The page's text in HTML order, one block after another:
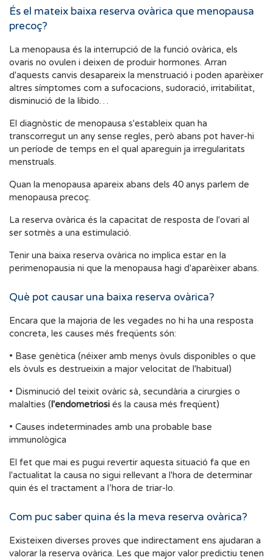
És el mateix baixa reserva ovàrica que menopausa
precoç?
La menopausa és la interrupció de la funció ovàrica, els
ovaris no ovulen i deixen de produir hormones. Arran
d'aquests canvis desapareix la menstruació i poden aparèixer
altres símptomes com a sufocacions, sudoració, irritabilitat,
disminució de la libido…
El diagnòstic de menopausa s'estableix quan ha
transcorregut un any sense regles, però abans pot haver-hi
un període de temps en el qual apareguin ja irregularitats
menstruals.
Quan la menopausa apareix abans dels 40 anys parlem de
menopausa precoç.
La reserva ovàrica és la capacitat de resposta de l'ovari al
ser sotmès a una estimulació.
Tenir una baixa reserva ovàrica no implica estar en la
perimenopausia ni que la menopausa hagi d'aparèixer abans.
Què pot causar una baixa reserva ovàrica?
Encara que la majoria de les vegades no hi ha una resposta
concreta, les causes més freqüents són:
• Base genètica (néixer amb menys òvuls disponibles o que
els òvuls es destrueixin a major velocitat de l'habitual)
• Disminució del teixit ovàric sà, secundària a cirurgies o
malalties (l'endometriosi és la causa més freqüent)
• Causes indeterminades amb una probable base
immunològica
El fet que mai es pugui revertir aquesta situació fa que en
l'actualitat la causa no sigui rellevant a l'hora de determinar
quin és el tractament a l’hora de triar-lo.
Com puc saber quina és la meva reserva ovàrica?
Existeixen diverses proves que indirectament ens ajudaran a
valorar la reserva ovàrica. Les que major valor predictiu tenen